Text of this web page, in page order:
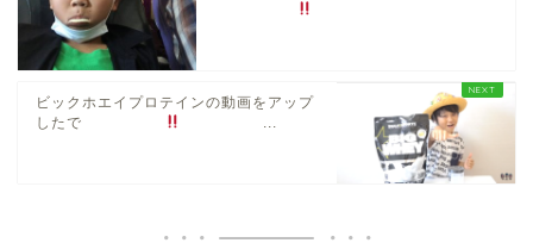
ビックホエイプロテインの動画をアップ
したで
...